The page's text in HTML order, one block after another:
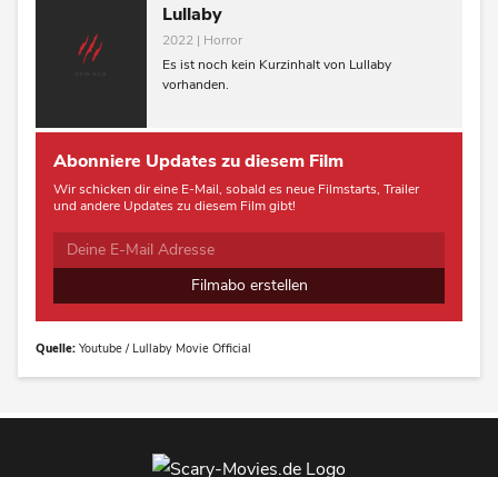
Lullaby
2022 | Horror
Es ist noch kein Kurzinhalt von Lullaby
vorhanden.
Abonniere Updates zu diesem Film
Wir schicken dir eine E-Mail, sobald es neue Filmstarts, Trailer
und andere Updates zu diesem Film gibt!
Filmabo erstellen
Quelle: Youtube / Lullaby Movie Official